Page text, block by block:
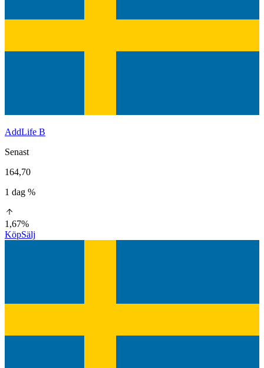
AddLife B
Senast
164,70
1 dag %
1,67%
KöpSälj